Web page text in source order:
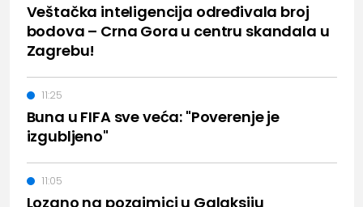
Veštačka inteligencija određivala broj
bodova – Crna Gora u centru skandala u
Zagrebu!
Buna u FIFA sve veća: "Poverenje je
izgubljeno"
11:25
Lozano na pozajmici u Galaksiju
11:05